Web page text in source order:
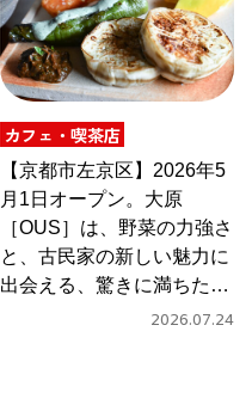
カフェ・喫茶店
【京都市左京区】2026年5
月1日オープン。大原
［OUS］は、野菜の力強さ
と、古民家の新しい魅力に
出会える、驚きに満ちたカ
2026.07.24